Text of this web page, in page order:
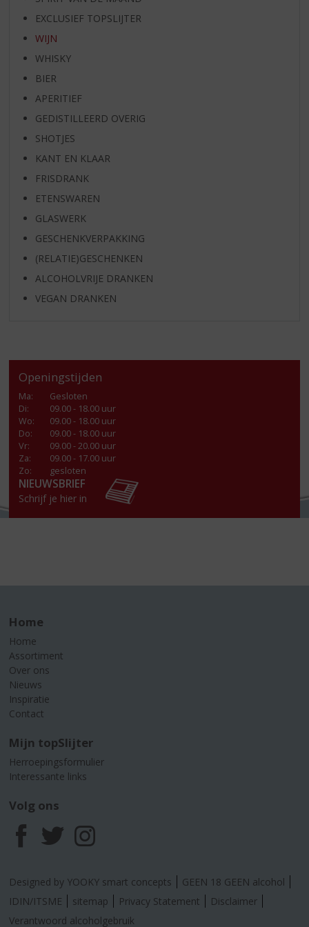
EXCLUSIEF TOPSLIJTER
WIJN
WHISKY
BIER
APERITIEF
GEDISTILLEERD OVERIG
SHOTJES
KANT EN KLAAR
FRISDRANK
ETENSWAREN
GLASWERK
GESCHENKVERPAKKING
(RELATIE)GESCHENKEN
ALCOHOLVRIJE DRANKEN
VEGAN DRANKEN
Openingstijden
Ma:
Gesloten
Di:
09.00 - 18.00 uur
Wo:
09.00 - 18.00 uur
Do:
09.00 - 18.00 uur
Vr:
09.00 - 20.00 uur
Za:
09.00 - 17.00 uur
Zo:
gesloten
NIEUWSBRIEF
Schrijf je hier in
Home
Home
Assortiment
Over ons
Nieuws
Inspiratie
Contact
Mijn topSlijter
Herroepingsformulier
Interessante links
Volg ons
F
a
c
T
w
i
I
n
s
Designed by YOOKY smart concepts
GEEN 18 GEEN alcohol
IDIN/ITSME
sitemap Privacy Statement
Disclaimer
Verantwoord alcoholgebruik